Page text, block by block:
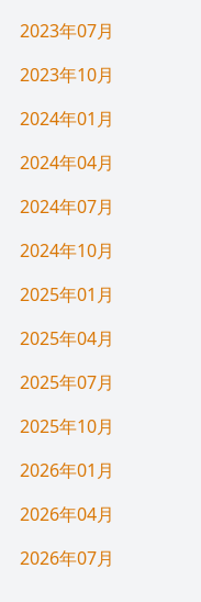
2023年07月
2023年10月
2024年01月
2024年04月
2024年07月
2024年10月
2025年01月
2025年04月
2025年07月
2025年10月
2026年01月
2026年04月
2026年07月